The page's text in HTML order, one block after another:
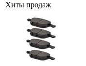
Хиты продаж